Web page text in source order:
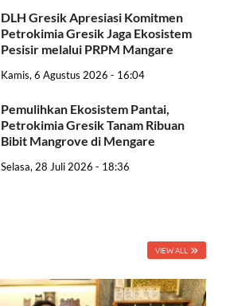
DLH Gresik Apresiasi Komitmen
Petrokimia Gresik Jaga Ekosistem
Pesisir melalui PRPM Mangare
Kamis, 6 Agustus 2026 - 16:04
Pemulihkan Ekosistem Pantai,
Petrokimia Gresik Tanam Ribuan
Bibit Mangrove di Mengare
Selasa, 28 Juli 2026 - 18:36
VIEW ALL